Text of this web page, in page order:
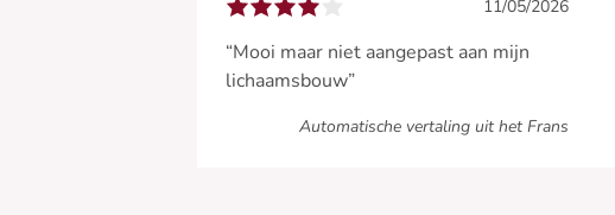
11/05/2026
“Mooi maar niet aangepast aan mijn
lichaamsbouw”
Automatische vertaling uit het Frans